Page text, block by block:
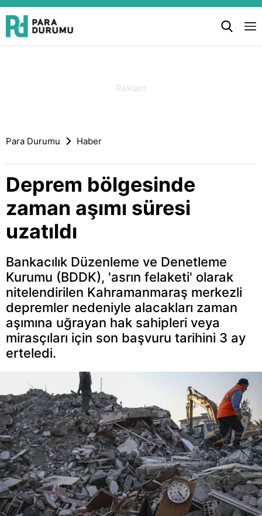
Para Durumu Haber
Deprem bölgesinde
zaman aşımı süresi
uzatıldı
Bankacılık Düzenleme ve Denetleme
Kurumu (BDDK), 'asrın felaketi' olarak
nitelendirilen Kahramanmaraş merkezli
depremler nedeniyle alacakları zaman
aşımına uğrayan hak sahipleri veya
mirasçıları için son başvuru tarihini 3 ay
erteledi.